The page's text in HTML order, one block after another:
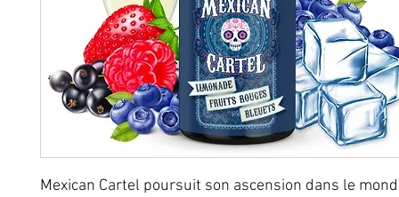
Mexican Cartel poursuit son ascension dans le